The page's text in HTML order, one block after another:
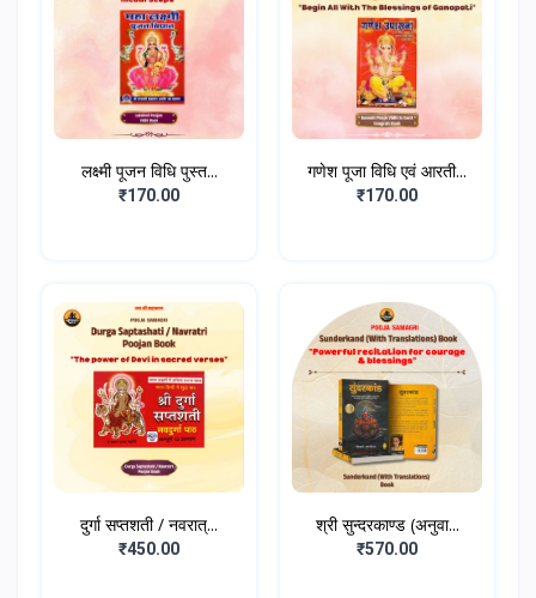
लक्ष्मी पूजन विधि पुस्त...
₹170.00
गणेश पूजा विधि एवं आरती...
₹170.00
दुर्गा सप्तशती / नवरात्...
₹450.00
श्री सुन्दरकाण्ड (अनुवा...
₹570.00